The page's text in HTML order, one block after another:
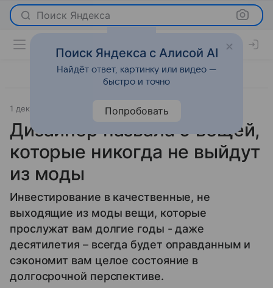
Поиск Яндекса
1 декабря 2022
Дизайнер назвала 9 вещей,
которые никогда не выйдут
из моды
Инвестирование в качественные, не
выходящие из моды вещи, которые
прослужат вам долгие годы - даже
десятилетия – всегда будет оправданным и
сэкономит вам целое состояние в
долгосрочной перспективе.
Поиск Яндекса с Алисой AI
Найдёт ответ, картинку или видео —
быстро и точно
Попробовать